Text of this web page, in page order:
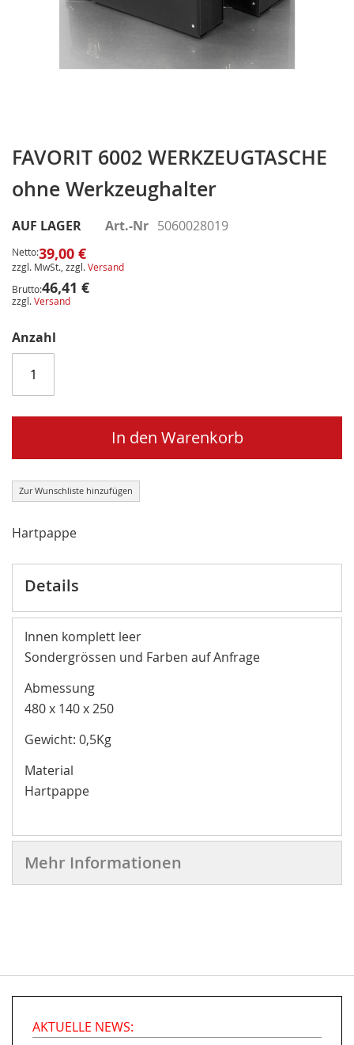
FAVORIT 6002 WERKZEUGTASCHE
ohne Werkzeughalter
AUF LAGER Art.-Nr 5060028019
Netto:39,00 €
zzgl. MwSt., zzgl.Versand
Brutto:46,41 €
zzgl.Versand
Anzahl
In den Warenkorb
Zur Wunschliste hinzufügen
Hartpappe
Anfang
der
Bildergalerie
Details
Innen komplett leer
Sondergrössen und Farben auf Anfrage
Abmessung
480 x 140 x 250
Gewicht: 0,5Kg
Material
Hartpappe
Mehr Informationen
AKTUELLE NEWS: